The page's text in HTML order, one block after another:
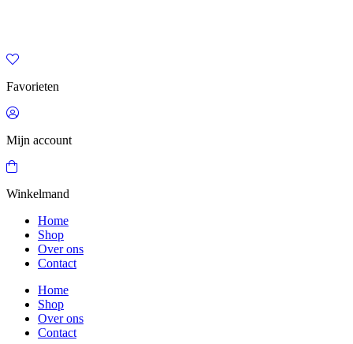
Favorieten
Mijn account
Winkelmand
Home
Shop
Over ons
Contact
Home
Shop
Over ons
Contact